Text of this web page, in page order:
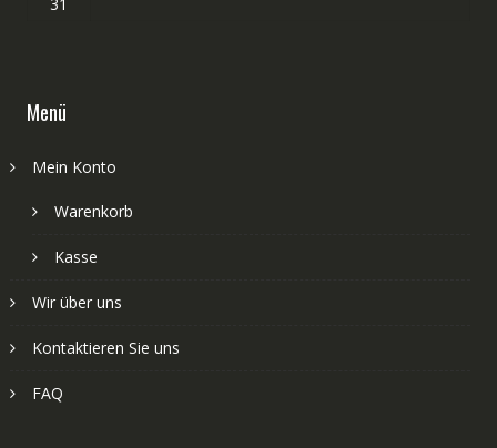
Menü
Mein Konto
Warenkorb
Kasse
Wir über uns
Kontaktieren Sie uns
FAQ